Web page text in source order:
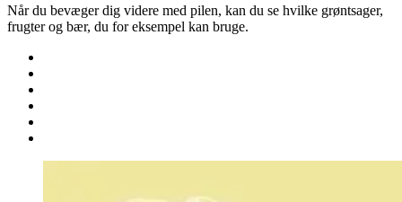
Når du bevæger dig videre med pilen, kan du se hvilke grøntsager,
frugter og bær, du for eksempel kan bruge.